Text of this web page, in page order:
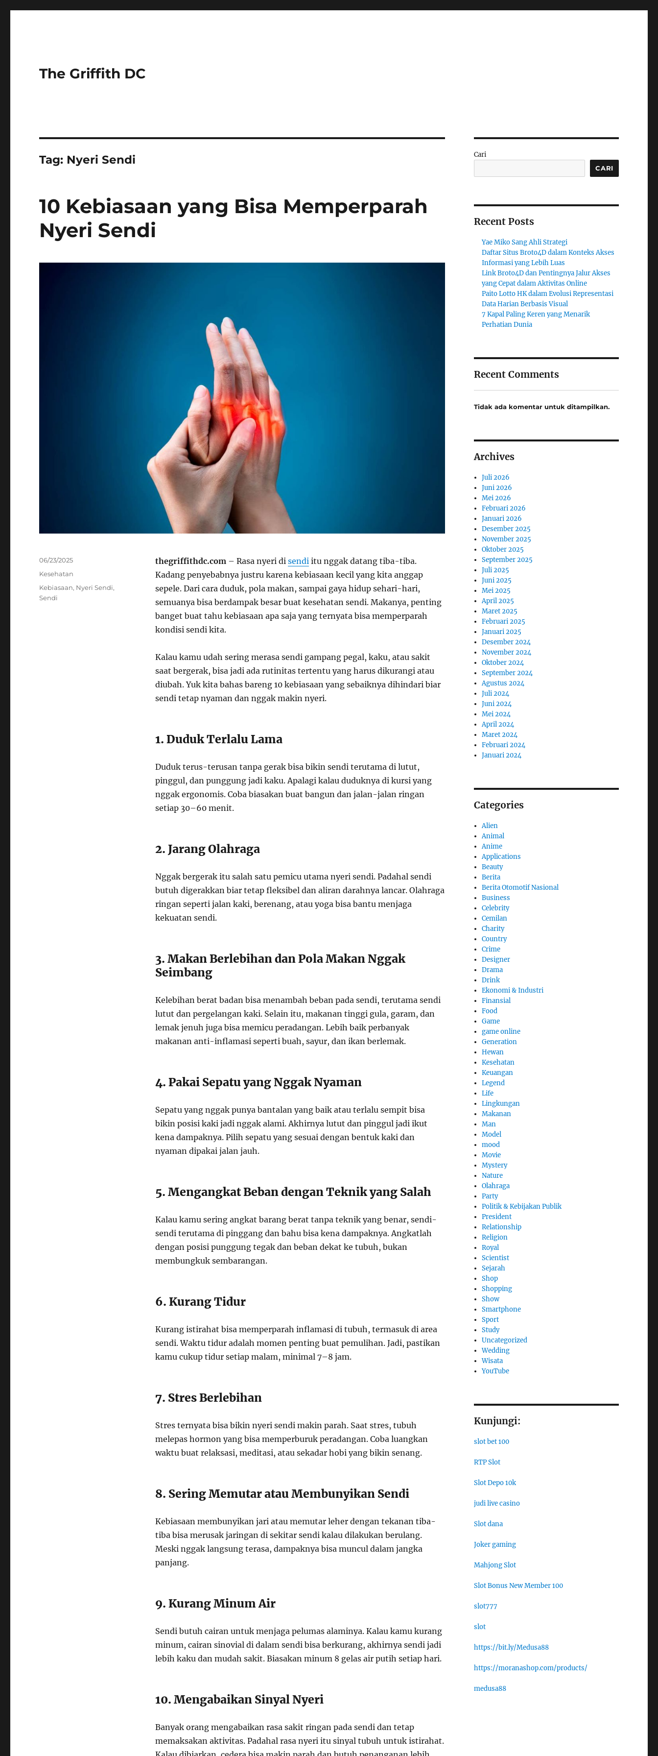
The Griffith DC
Tag: Nyeri Sendi
10 Kebiasaan yang Bisa Memperparah
Nyeri Sendi
thegriffithdc.com – Rasa nyeri di sendi itu nggak datang tiba-tiba.
Kadang penyebabnya justru karena kebiasaan kecil yang kita anggap
sepele. Dari cara duduk, pola makan, sampai gaya hidup sehari-hari,
semuanya bisa berdampak besar buat kesehatan sendi. Makanya, penting
banget buat tahu kebiasaan apa saja yang ternyata bisa memperparah
kondisi sendi kita.
Kalau kamu udah sering merasa sendi gampang pegal, kaku, atau sakit
saat bergerak, bisa jadi ada rutinitas tertentu yang harus dikurangi atau
diubah. Yuk kita bahas bareng 10 kebiasaan yang sebaiknya dihindari biar
sendi tetap nyaman dan nggak makin nyeri.
1. Duduk Terlalu Lama
Duduk terus-terusan tanpa gerak bisa bikin sendi terutama di lutut,
pinggul, dan punggung jadi kaku. Apalagi kalau duduknya di kursi yang
nggak ergonomis. Coba biasakan buat bangun dan jalan-jalan ringan
setiap 30–60 menit.
2. Jarang Olahraga
Nggak bergerak itu salah satu pemicu utama nyeri sendi. Padahal sendi
butuh digerakkan biar tetap fleksibel dan aliran darahnya lancar. Olahraga
ringan seperti jalan kaki, berenang, atau yoga bisa bantu menjaga
kekuatan sendi.
3. Makan Berlebihan dan Pola Makan Nggak
Seimbang
Kelebihan berat badan bisa menambah beban pada sendi, terutama sendi
lutut dan pergelangan kaki. Selain itu, makanan tinggi gula, garam, dan
lemak jenuh juga bisa memicu peradangan. Lebih baik perbanyak
makanan anti-inflamasi seperti buah, sayur, dan ikan berlemak.
4. Pakai Sepatu yang Nggak Nyaman
Sepatu yang nggak punya bantalan yang baik atau terlalu sempit bisa
bikin posisi kaki jadi nggak alami. Akhirnya lutut dan pinggul jadi ikut
kena dampaknya. Pilih sepatu yang sesuai dengan bentuk kaki dan
nyaman dipakai jalan jauh.
5. Mengangkat Beban dengan Teknik yang Salah
Kalau kamu sering angkat barang berat tanpa teknik yang benar, sendi-
sendi terutama di pinggang dan bahu bisa kena dampaknya. Angkatlah
dengan posisi punggung tegak dan beban dekat ke tubuh, bukan
membungkuk sembarangan.
6. Kurang Tidur
Kurang istirahat bisa memperparah inflamasi di tubuh, termasuk di area
sendi. Waktu tidur adalah momen penting buat pemulihan. Jadi, pastikan
kamu cukup tidur setiap malam, minimal 7–8 jam.
7. Stres Berlebihan
Stres ternyata bisa bikin nyeri sendi makin parah. Saat stres, tubuh
melepas hormon yang bisa memperburuk peradangan. Coba luangkan
waktu buat relaksasi, meditasi, atau sekadar hobi yang bikin senang.
8. Sering Memutar atau Membunyikan Sendi
Kebiasaan membunyikan jari atau memutar leher dengan tekanan tiba-
tiba bisa merusak jaringan di sekitar sendi kalau dilakukan berulang.
Meski nggak langsung terasa, dampaknya bisa muncul dalam jangka
panjang.
9. Kurang Minum Air
Sendi butuh cairan untuk menjaga pelumas alaminya. Kalau kamu kurang
minum, cairan sinovial di dalam sendi bisa berkurang, akhirnya sendi jadi
lebih kaku dan mudah sakit. Biasakan minum 8 gelas air putih setiap hari.
10. Mengabaikan Sinyal Nyeri
Banyak orang mengabaikan rasa sakit ringan pada sendi dan tetap
memaksakan aktivitas. Padahal rasa nyeri itu sinyal tubuh untuk istirahat.
Posted
06/23/2025
Categories
Kesehatan
Tags
Kebiasaan, Nyeri Sendi,
Sendi
Cari
CARI
Recent Posts
Yae Miko Sang Ahli Strategi
Daftar Situs Broto4D dalam Konteks Akses
Informasi yang Lebih Luas
Link Broto4D dan Pentingnya Jalur Akses
yang Cepat dalam Aktivitas Online
Paito Lotto HK dalam Evolusi Representasi
Data Harian Berbasis Visual
7 Kapal Paling Keren yang Menarik
Perhatian Dunia
Recent Comments
Tidak ada komentar untuk ditampilkan.
Archives
Juli 2026
Juni 2026
Mei 2026
Februari 2026
Januari 2026
Desember 2025
November 2025
Oktober 2025
September 2025
Juli 2025
Juni 2025
Mei 2025
April 2025
Maret 2025
Februari 2025
Januari 2025
Desember 2024
November 2024
Oktober 2024
September 2024
Agustus 2024
Juli 2024
Juni 2024
Mei 2024
April 2024
Maret 2024
Februari 2024
Januari 2024
Categories
Alien
Animal
Anime
Applications
Beauty
Berita
Berita Otomotif Nasional
Business
Celebrity
Cemilan
Charity
Country
Crime
Designer
Drama
Drink
Ekonomi & Industri
Finansial
Food
Game
game online
Generation
Hewan
Kesehatan
Keuangan
Legend
Life
Lingkungan
Makanan
Man
Model
mood
Movie
Mystery
Nature
Olahraga
Party
Politik & Kebijakan Publik
President
Relationship
Religion
Royal
Scientist
Sejarah
Shop
Shopping
Show
Smartphone
Sport
Study
Uncategorized
Wedding
Wisata
YouTube
Kunjungi:
slot bet 100
RTP Slot
Slot Depo 10k
judi live casino
Slot dana
Joker gaming
Mahjong Slot
Slot Bonus New Member 100
slot777
slot
https://bit.ly/Medusa88
https://moranashop.com/products/
medusa88